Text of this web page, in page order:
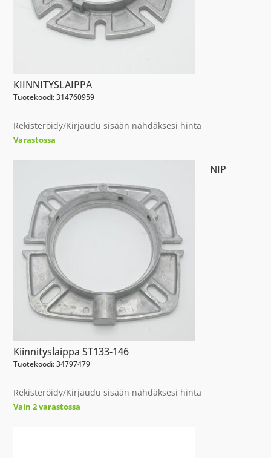
KIINNITYSLAIPPA
Tuotekoodi: 314760959
Rekisteröidy/Kirjaudu sisään nähdäksesi hinta
Varastossa
NIP
Kiinnityslaippa ST133-146
Tuotekoodi: 34797479
Rekisteröidy/Kirjaudu sisään nähdäksesi hinta
Vain 2 varastossa